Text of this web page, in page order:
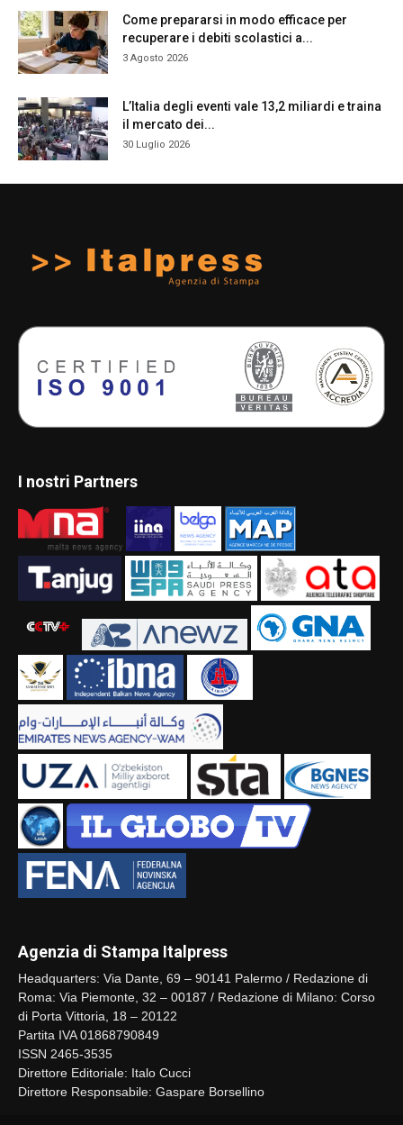
Come prepararsi in modo efficace per
recuperare i debiti scolastici a...
3 Agosto 2026
L’Italia degli eventi vale 13,2 miliardi e traina
il mercato dei...
30 Luglio 2026
I nostri Partners
Agenzia di Stampa Italpress
Headquarters: Via Dante, 69 – 90141 Palermo / Redazione di
Roma: Via Piemonte, 32 – 00187 / Redazione di Milano: Corso
di Porta Vittoria, 18 – 20122
Partita IVA 01868790849
ISSN 2465-3535
Direttore Editoriale: Italo Cucci
Direttore Responsabile: Gaspare Borsellino